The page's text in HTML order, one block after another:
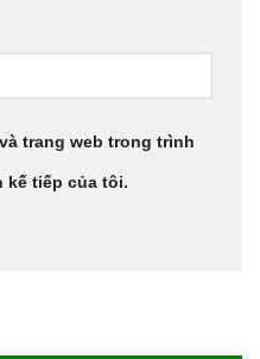
trang web trong trình
kế tiếp của tôi.